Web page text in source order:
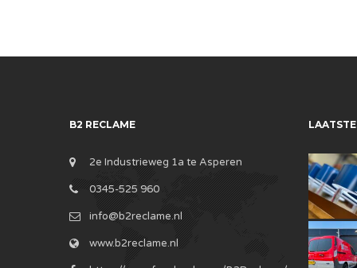
B2 RECLAME
2e Industrieweg 1a te Asperen
0345-525 960
info@b2reclame.nl
www.b2reclame.nl